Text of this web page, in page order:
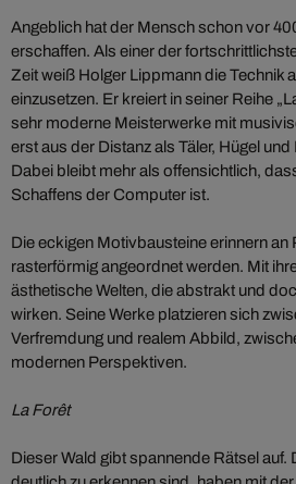
Angeblich hat der Mensch schon vor
erschaffen. Als einer der
Zeit weiß Holger Lippmann die Technik
einzusetzen. Er kreiert in seiner Reihe
sehr moderne Meisterwerke mit
erst aus der Distanz als Täler, Hügel
Dabei bleibt mehr als offensichtlich,
Schaffens der Computer ist.
Die eckigen Motivbausteine erinnern an
rasterförmig angeordnet werden. Mit
ästhetische Welten, die abstrakt und
wirken. Seine Werke platzieren sich
Verfremdung und realem Abbild,
modernen Perspektiven.
La Forêt
Dieser Wald gibt spannende Rätsel auf.